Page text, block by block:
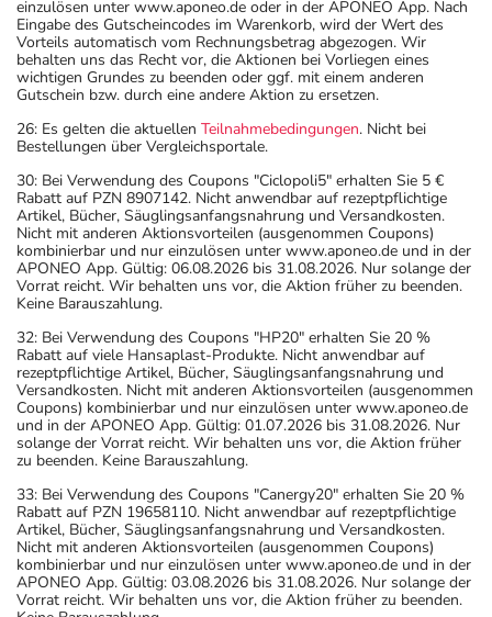
einzulösen unter www.aponeo.de oder in der APONEO App. Nach
Eingabe des Gutscheincodes im Warenkorb, wird der Wert des
Vorteils automatisch vom Rechnungsbetrag abgezogen. Wir
behalten uns das Recht vor, die Aktionen bei Vorliegen eines
wichtigen Grundes zu beenden oder ggf. mit einem anderen
Gutschein bzw. durch eine andere Aktion zu ersetzen.
26: Es gelten die aktuellen Teilnahmebedingungen. Nicht bei
Bestellungen über Vergleichsportale.
30: Bei Verwendung des Coupons "Ciclopoli5" erhalten Sie 5 €
Rabatt auf PZN 8907142. Nicht anwendbar auf rezeptpflichtige
Artikel, Bücher, Säuglingsanfangsnahrung und Versandkosten.
Nicht mit anderen Aktionsvorteilen (ausgenommen Coupons)
kombinierbar und nur einzulösen unter www.aponeo.de und in der
APONEO App. Gültig: 06.08.2026 bis 31.08.2026. Nur solange der
Vorrat reicht. Wir behalten uns vor, die Aktion früher zu beenden.
Keine Barauszahlung.
32: Bei Verwendung des Coupons "HP20" erhalten Sie 20 %
Rabatt auf viele Hansaplast-Produkte. Nicht anwendbar auf
rezeptpflichtige Artikel, Bücher, Säuglingsanfangsnahrung und
Versandkosten. Nicht mit anderen Aktionsvorteilen (ausgenommen
Coupons) kombinierbar und nur einzulösen unter www.aponeo.de
und in der APONEO App. Gültig: 01.07.2026 bis 31.08.2026. Nur
solange der Vorrat reicht. Wir behalten uns vor, die Aktion früher
zu beenden. Keine Barauszahlung.
33: Bei Verwendung des Coupons "Canergy20" erhalten Sie 20 %
Rabatt auf PZN 19658110. Nicht anwendbar auf rezeptpflichtige
Artikel, Bücher, Säuglingsanfangsnahrung und Versandkosten.
Nicht mit anderen Aktionsvorteilen (ausgenommen Coupons)
kombinierbar und nur einzulösen unter www.aponeo.de und in der
APONEO App. Gültig: 03.08.2026 bis 31.08.2026. Nur solange der
Vorrat reicht. Wir behalten uns vor, die Aktion früher zu beenden.